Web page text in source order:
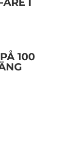
100